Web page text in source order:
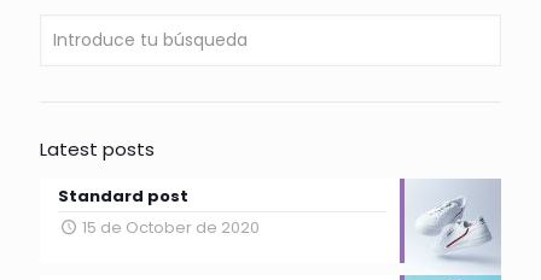
Latest posts
Standard post
15 de October de 2020